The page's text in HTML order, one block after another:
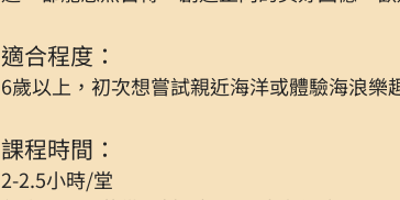
適合程度：
6歲以上，初次想嘗試親近海洋或體驗海浪樂
課程時間：
2-2.5小時/堂